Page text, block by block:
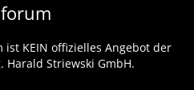
KEIN offizielles Angebot der
Harald Striewski GmbH.